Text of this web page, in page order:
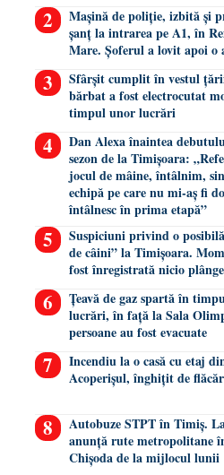
Mașină de poliție, izbită și
șanț la intrarea pe A1, în
Mare. Șoferul a lovit apoi o
Sfârșit cumplit în vestul
bărbat a fost electrocutat
timpul unor lucrări
Dan Alexa înaintea
sezon de la Timișoara:
jocul de mâine, întâlnim,
echipă pe care nu mi-aș fi
întâlnesc în prima etapă”
Suspiciuni privind o
de câini” la Timișoara.
fost înregistrată nicio
Țeavă de gaz spartă în
lucrări, în față la Sala
persoane au fost evacuate
Incendiu la o casă cu etaj
Acoperișul, înghițit de
Autobuze STPT în Timiș.
anunță rute metropolitane
Chișoda de la mijlocul lunii